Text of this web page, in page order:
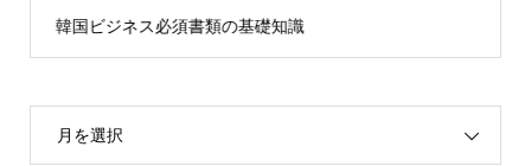
韓国ビジネス必須書類の基礎知識
月を選択